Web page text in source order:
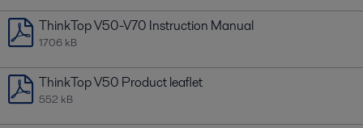
ThinkTop V50-V70 Instruction Manual
1706 kB
ThinkTop V50 Product leaflet
552 kB